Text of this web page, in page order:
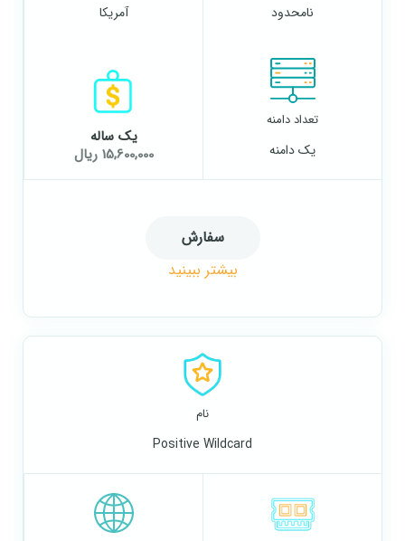
نامحدود آمریکا
تعداد دامنه
یک دامنه
یک ساله
15,600,000 ریال
سفارش
بیشتر ببینید
نام
Positive Wildcard